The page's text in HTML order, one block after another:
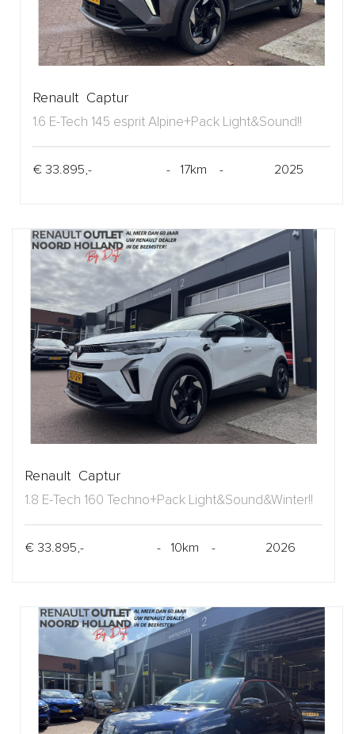
Renault Captur
1.6 E-Tech 145 esprit Alpine+Pack Light&Sound!!
€ 33.895,- - 17km - 2025
Renault Captur
1.8 E-Tech 160 Techno+Pack Light&Sound&Winter!!
€ 33.895,- - 10km - 2026